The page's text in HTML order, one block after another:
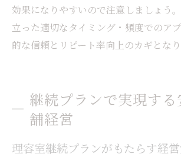
効果になりやすいので注意しましょう
立った適切なタイミング・頻度でのア
的な信頼とリピート率向上のカギとなり
継続プランで実現す
舗経営
理容室継続プランがもたらす経